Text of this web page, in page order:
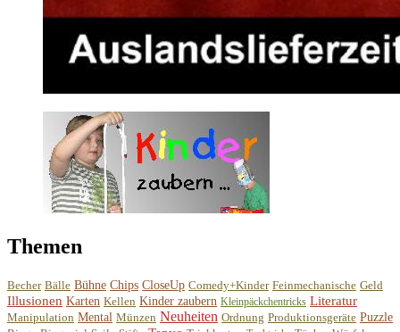
Themen
Becher Bälle Bühne Chips CloseUp Comedy+Kinder Feinmechanische Geld
Illusionen Karten Kellen Kinder zaubern Kleinpäckchentricks Literatur
Manipulation Mental Münzen Neuheiten Ordnung Produktionsgeräte Puzzle